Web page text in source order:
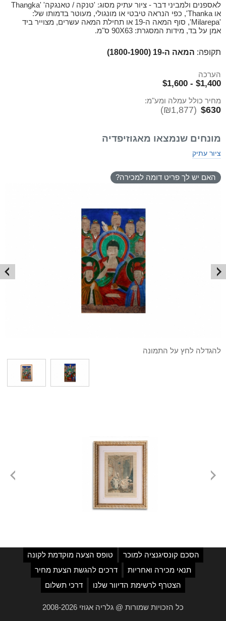
לאספנים ולמביני דבר - ציור עתיק מסוג: 'טנקה / טאנגקה' 'Thangka
או Thanka', כפי הנראה טיבטי או מונגולי, מעוטר בדמותו של:
'Milarepa', סוף המאה ה-19 או תחילת המאה עשרים, מצוייר ביד
אמן על בד, מידות המסגרת: 90X63 ס"מ.
תקופה: המאה ה-19 (1800-1900)
הערכה
$1,400 - $1,600
מחיר כולל עמלה ומע"מ:
$630
(₪1,877)
מונחים שנמצאו מאגוזיפדיה
ציור עתיק
האם יש לך פריט דומה למכירה?
להגדלה לחץ על התמונה
הסכם קונסיגנציה למוכר
טופס הצעה מוקדמת לקונה
תנאי מכירה ואחריות
דרכים להגשת הצעת מחיר
הצטרף לרשימת הדיוור שלנו
דרכי תשלום
כל הזכויות שמורות @ גלריה אגוזי 2008-2026